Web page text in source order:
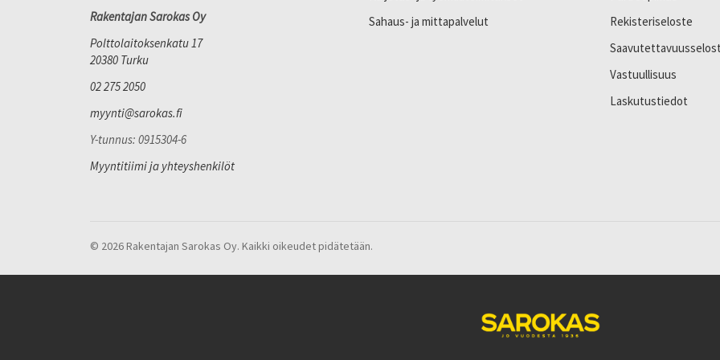
Rakentajan Sarokas Oy
Polttolaitoksenkatu 17
20380 Turku
02 275 2050
myynti@sarokas.fi
Y-tunnus: 0915304-6
Myyntitiimi ja yhteyshenkilöt
Sahaus- ja mittapalvelut
Rekisteriseloste
Vastuullisuus
Laskutustiedot
© 2026 Rakentajan Sarokas Oy. Kaikki oikeudet pidätetään.